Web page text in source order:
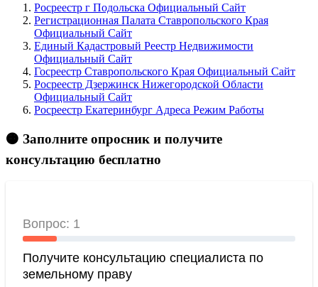
Росреестр г Подольска Официальный Сайт
Регистрационная Палата Ставропольского Края
Официальный Сайт
Единый Кадастровый Реестр Недвижимости
Официальный Сайт
Госреестр Ставропольского Края Официальный Сайт
Росреестр Дзержинск Нижегородской Области
Официальный Сайт
Росреестр Екатеринбург Адреса Режим Работы
🟠 Заполните опросник и получите
консультацию бесплатно